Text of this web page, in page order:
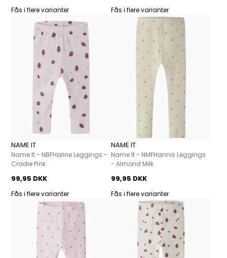
Fås i flere varianter Fås i flere varianter
NAME IT
Name It - NBFHaline Leggings -
Cradie Pink
99,95 DKK
Fås i flere varianter
NAME IT
Name It - NMFHannis Leggings
- Almond Milk
99,95 DKK
Fås i flere varianter